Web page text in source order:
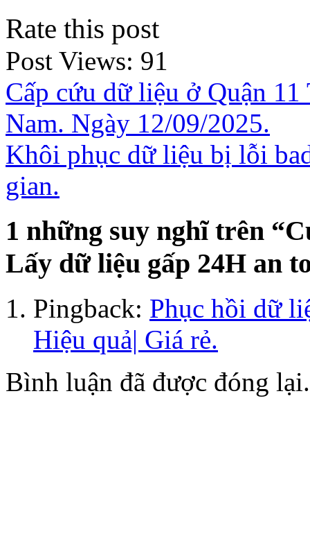
Rate this post
Post Views: 91
Cấp cứu dữ liệu ở Quận
Nam. Ngày 12/09/2025.
Khôi phục dữ liệu bị lỗi
gian.
1 những suy nghĩ trên “
Lấy dữ liệu gấp 24H an
Pingback: Phục hồi dữ
Hiệu quả| Giá rẻ.
Bình luận đã được đóng lại.